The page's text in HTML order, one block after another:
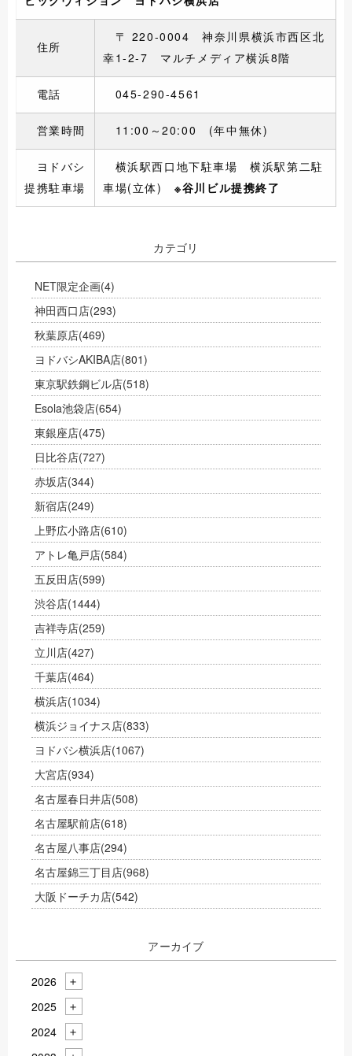
住所
〒 220-0004神奈川県横浜市西区北
幸1-2-7 マルチメディア横浜8階
電話 045-290-4561
営業時間 11 :00 ～20:00 (年中無休)
ヨドバシ
提携駐車場
横浜駅西口地下駐車場 横浜駅第二駐
車場(立体)※谷川ビル提携終了
カテゴリ
NET限定企画(4)
神田西口店(293)
秋葉原店(469)
ヨドバシAKIBA店(801)
東京駅鉄鋼ビル店(518)
Esola池袋店(654)
東銀座店(475)
日比谷店(727)
赤坂店(344)
新宿店(249)
上野広小路店(610)
アトレ亀戸店(584)
五反田店(599)
渋谷店(1444)
吉祥寺店(259)
立川店(427)
千葉店(464)
横浜店(1034)
横浜ジョイナス店(833)
ヨドバシ横浜店(1067)
大宮店(934)
名古屋春日井店(508)
名古屋駅前店(618)
名古屋八事店(294)
名古屋錦三丁目店(968)
大阪ドーチカ店(542)
アーカイブ
2026
2025
2024